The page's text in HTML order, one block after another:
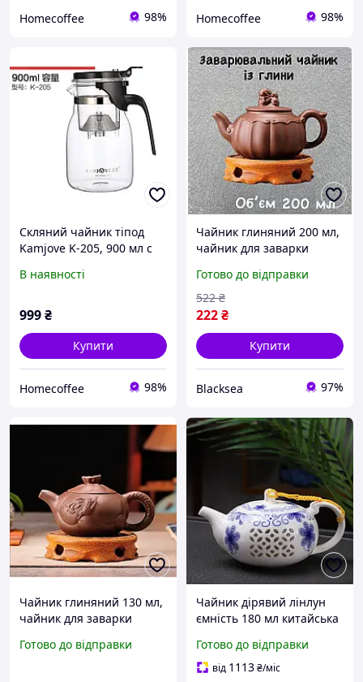
Homecoffee 98% Homecoffee 98%
Скляний чайник тіпод
Kamjove K-205, 900 мл c
заварювальний, з
китайського чаю
В наявності
999₴
Купити
Homecoffee 98%
Чайник глиняний 200 мл,
чайник для заварки
традиційний китайський
чайник
Готово до відправки
222₴
522 ₴
Купити
Blacksea 97%
Чайник глиняний 130 мл,
чайник для заварки
традиційний китайський
Готово до відправки
Чайник дірявий лінлун
ємність 180 мл китайська
заварник для чайної
церемонії
Готово до відправки
від 1113₴/міс